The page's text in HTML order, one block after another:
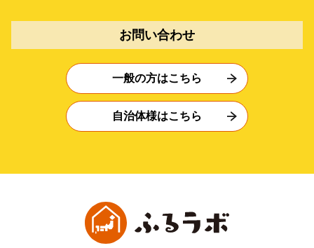
お問い合わせ
一般の方はこちら
自治体様はこちら